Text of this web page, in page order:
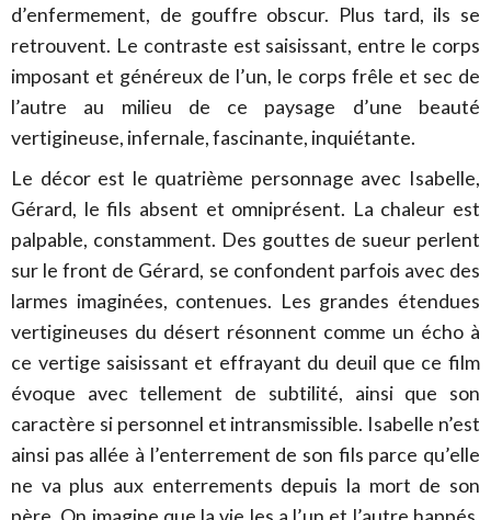
d’enfermement, de gouffre obscur. Plus tard, ils se
retrouvent. Le contraste est saisissant, entre le corps
imposant et généreux de l’un, le corps frêle et sec de
l’autre au milieu de ce paysage d’une beauté
vertigineuse, infernale, fascinante, inquiétante.
Le décor est le quatrième personnage avec Isabelle,
Gérard, le fils absent et omniprésent. La chaleur est
palpable, constamment. Des gouttes de sueur perlent
sur le front de Gérard, se confondent parfois avec des
larmes imaginées, contenues. Les grandes étendues
vertigineuses du désert résonnent comme un écho à
ce vertige saisissant et effrayant du deuil que ce film
évoque avec tellement de subtilité, ainsi que son
caractère si personnel et intransmissible. Isabelle n’est
ainsi pas allée à l’enterrement de son fils parce qu’elle
ne va plus aux enterrements depuis la mort de son